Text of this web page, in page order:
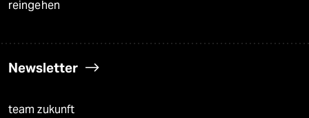
reingehen
Newsletter
team zukunft